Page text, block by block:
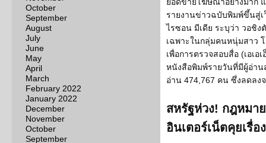
October
September
August
July
June
May
April
March
February 2022
January 2022
December
November
October
September
รายงานข่าวฉบับพิมพ์ขึ้นสู่เ
ไรซอน มีเดีย ระบุว่า วอชิ
เฉพาะในกลุ่มคนหนุ่มสาว
เพื่อการตรวจสอบสื่อ (เอเ
หนังสือพิมพ์รายวันที่มีผู้อ่า
อ่าน 474,767 คน ซึ่งลดลง
สหรัฐห่วง! กฎหมา
อินเตอร์เน็ตคุยเรื่อ